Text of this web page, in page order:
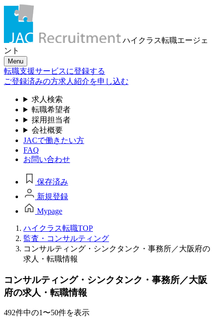
ハイクラス転職エージェ
ント
Menu
転職支援サービスに登録する
ご登録済みの方求人紹介を申し込む
求人検索
転職希望者
採用担当者
会社概要
JACで働きたい方
FAQ
お問い合わせ
保存済み
新規登録
Mypage
ハイクラス転職TOP
監査・コンサルティング
コンサルティング・シンクタンク・事務所／大阪府の
求人・転職情報
コンサルティング・シンクタンク・事務所／大阪
府の求人・転職情報
492件中の1〜50件を表示